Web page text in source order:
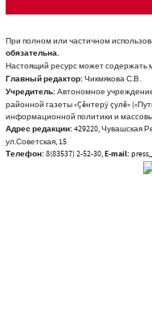
При полном или частичном
обязательна.
Настоящий ресурс может содержать
Главный редактор:Чикмякова С.В.
Учредитель:Автономное
районной газеты «Çĕнтерÿ çулĕ»
информационной политики и
Адрес редакции:429220, Чувашская
ул.Советская, 15
Телефон:8(83537) 2-52-30,E-mail: